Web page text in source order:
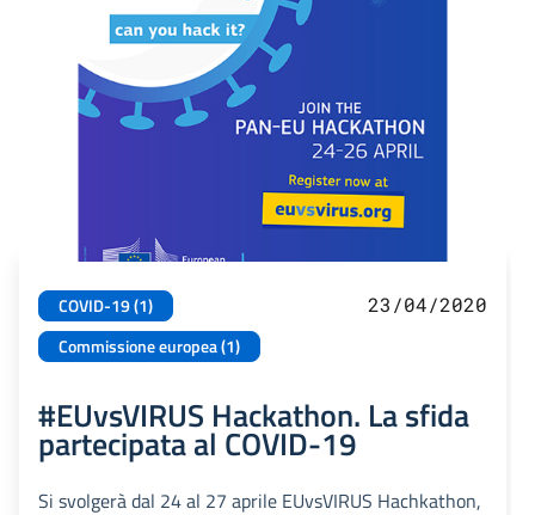
COVID-19 (1)
Commissione europea (1)
23/04/2020
#EUvsVIRUS Hackathon. La sfida
partecipata al COVID-19
Si svolgerà dal 24 al 27 aprile EUvsVIRUS Hachkathon,